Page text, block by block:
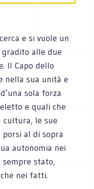
e si vuole un
alle due
Il Capo dello
nella sua unità e
sola forza
e quali che
cultura, le sue
al di sopra
autonomia nei
sempre stato,
nei fatti.